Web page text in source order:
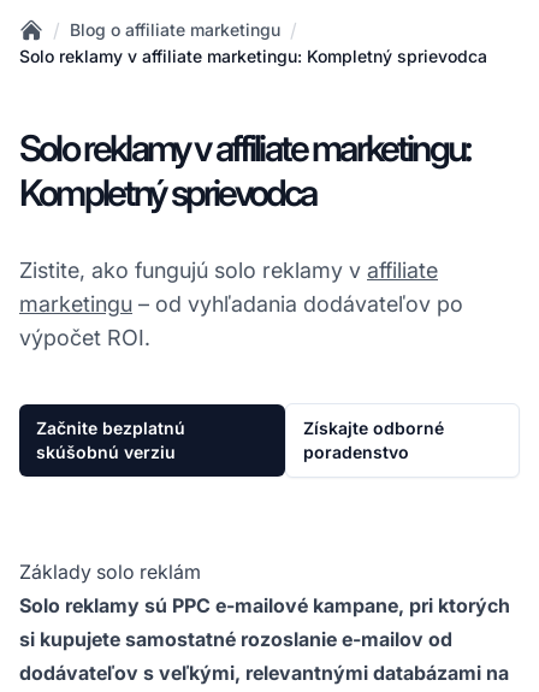
Home
/ Blog o affiliate marketingu /
Solo reklamy v affiliate marketingu: Kompletný sprievodca
Solo reklamy v affiliate marketingu:
Kompletný sprievodca
Zistite, ako fungujú solo reklamy v affiliate
marketingu – od vyhľadania dodávateľov po
výpočet ROI.
Začnite bezplatnú
skúšobnú verziu
Získajte odborné
poradenstvo
Základy solo reklám
Solo reklamy sú PPC e-mailové kampane, pri ktorých
si kupujete samostatné rozoslanie e-mailov od
dodávateľov s veľkými, relevantnými databázami na